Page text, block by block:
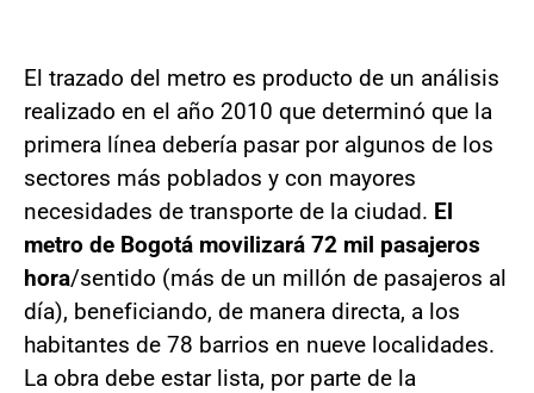
El trazado del metro es producto de un análisis
realizado en el año 2010 que determinó que la
primera línea debería pasar por algunos de los
sectores más poblados y con mayores
necesidades de transporte de la ciudad. El
metro de Bogotá movilizará 72 mil pasajeros
hora/sentido (más de un millón de pasajeros al
día), beneficiando, de manera directa, a los
habitantes de 78 barrios en nueve localidades.
La obra debe estar lista, por parte de la